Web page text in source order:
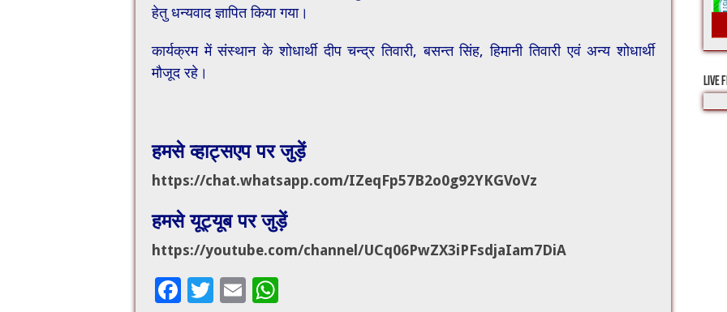
हेतु धन्यवाद ज्ञापित किया गया।
कार्यक्रम में संस्थान के शोधार्थी दीप चन्द्र तिवारी, बसन्त सिंह, हिमानी तिवारी एवं अन्य शोधार्थी
मौजूद रहे।
हमसे व्हाट्सएप पर जुड़ें
https://chat.whatsapp.com/IZeqFp57B2o0g92YKGVoVz
हमसे यूट्यूब पर जुड़ें
https://youtube.com/channel/UCq06PwZX3iPFsdjaIam7DiA
F
T
E
LIVE